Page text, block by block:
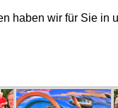
haben wir für Sie in